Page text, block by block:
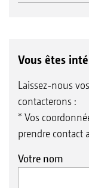
Vous êtes
Laissez-nous
contacterons :
* Vos
prendre contact
Votre nom